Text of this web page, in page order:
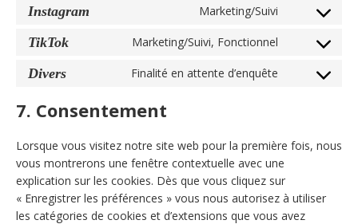
facebook
service
linkedin
Instagram Marketing/Suivi
Consent
service
instagram
TikTok Marketing/Suivi, Fonctionnel
Consent
service
Divers Finalité en attente d’enquête
Consent
7. Consentement
Lorsque vous visitez notre site web pour la première fois, nous
vous montrerons une fenêtre contextuelle avec une
explication sur les cookies. Dès que vous cliquez sur
« Enregistrer les préférences » vous nous autorisez à utiliser
les catégories de cookies et d’extensions que vous avez